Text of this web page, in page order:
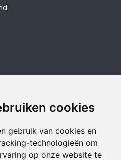
cookies
gebruik van cookies en
technologieën om
op onze website te